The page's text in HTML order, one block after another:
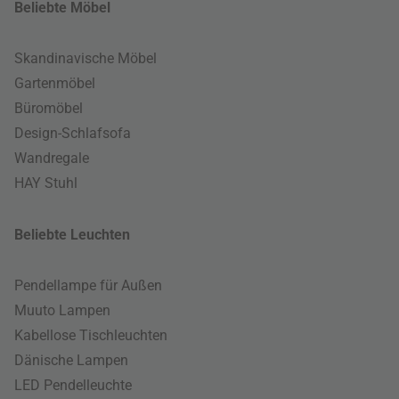
Beliebte Möbel
Skandinavische Möbel
Gartenmöbel
Büromöbel
Design-Schlafsofa
Wandregale
HAY Stuhl
Beliebte Leuchten
Pendellampe für Außen
Muuto Lampen
Kabellose Tischleuchten
Dänische Lampen
LED Pendelleuchte